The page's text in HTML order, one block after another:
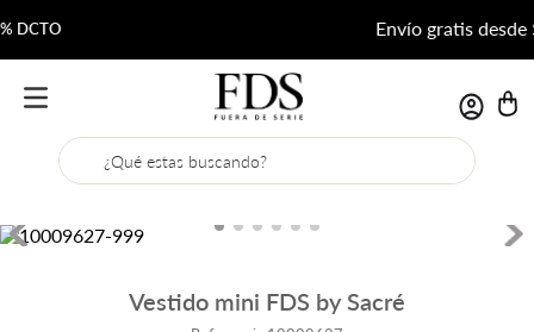
Envío gratis desde $200.000
¿Qué estas buscando?
Vestido mini FDS by Sacré